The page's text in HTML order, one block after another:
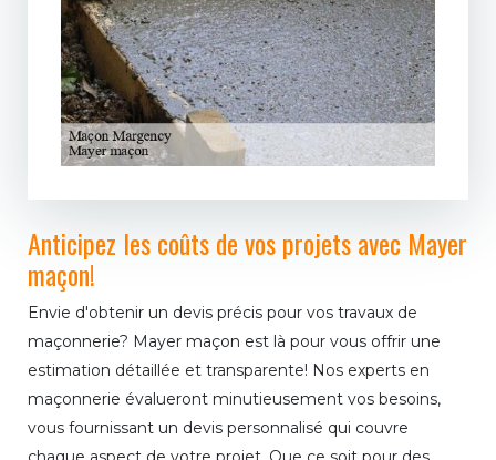
Anticipez les coûts de vos projets avec Mayer
maçon!
Envie d'obtenir un devis précis pour vos travaux de
maçonnerie? Mayer maçon est là pour vous offrir une
estimation détaillée et transparente! Nos experts en
maçonnerie évalueront minutieusement vos besoins,
vous fournissant un devis personnalisé qui couvre